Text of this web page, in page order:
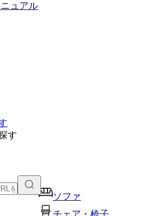
ュアル
す
ソファ
チェア・椅子
加